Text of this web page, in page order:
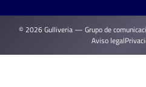
© 2026 Gulliveria — Grupo de
Aviso legal